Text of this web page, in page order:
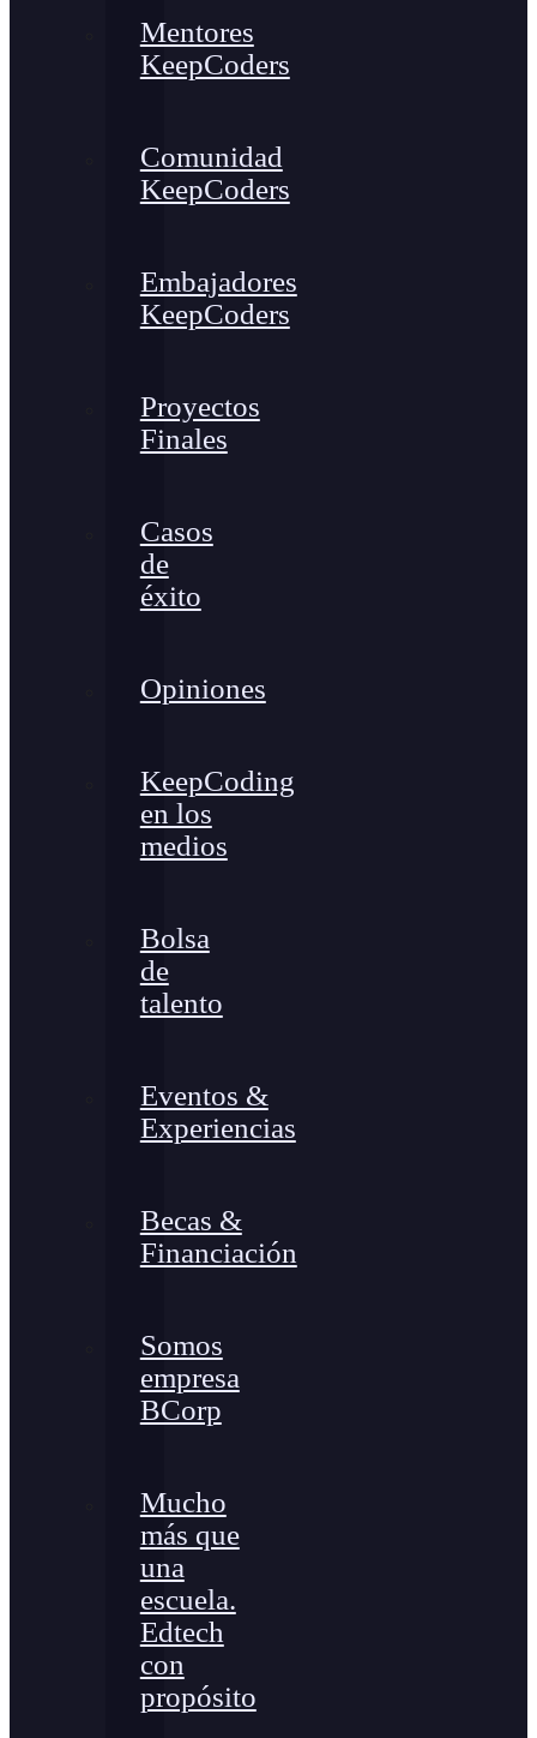
Mentores
KeepCoders
Comunidad
KeepCoders
Embajadores
KeepCoders
Proyectos
Finales
Casos
de
éxito
Opiniones
KeepCoding
en los
medios
Bolsa
de
talento
Eventos &
Experiencias
Becas &
Financiación
Somos
empresa
BCorp
Mucho
más que
una
escuela.
Edtech
con
propósito